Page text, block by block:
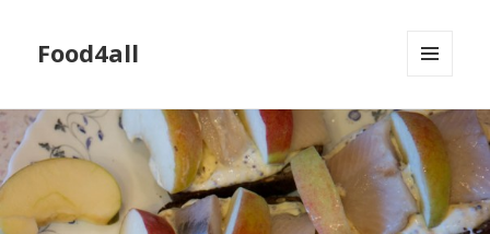
Food4all
ВИДЖЕТЫ